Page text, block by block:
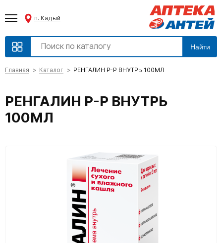
п. Кадый
Найти
Главная Каталог РЕНГАЛИН Р-Р ВНУТРЬ 100МЛ
РЕНГАЛИН Р-Р ВНУТРЬ
100МЛ